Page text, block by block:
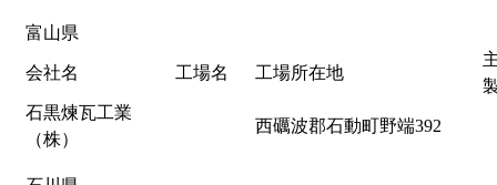
富山県
会社名 工場名 工場所在地
石黒煉瓦工業
（株）
西礪波郡石動町野端392